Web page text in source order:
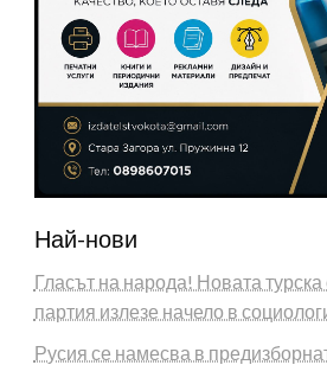
Най-нови
Гласът на народа! Новата
партия излезе начело в
Русия се намесва в